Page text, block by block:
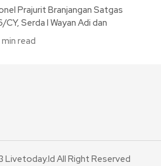
Prajurit Branjangan Satgas
Serda I Wayan Adi dan
min read
All Right Reserved